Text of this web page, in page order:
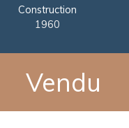
Construction
1960
Vendu